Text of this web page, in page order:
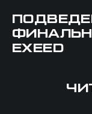
EXEED